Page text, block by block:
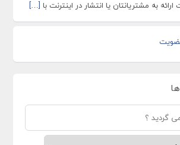
به مشتریانتان یا انتشار در اینترنت با […]